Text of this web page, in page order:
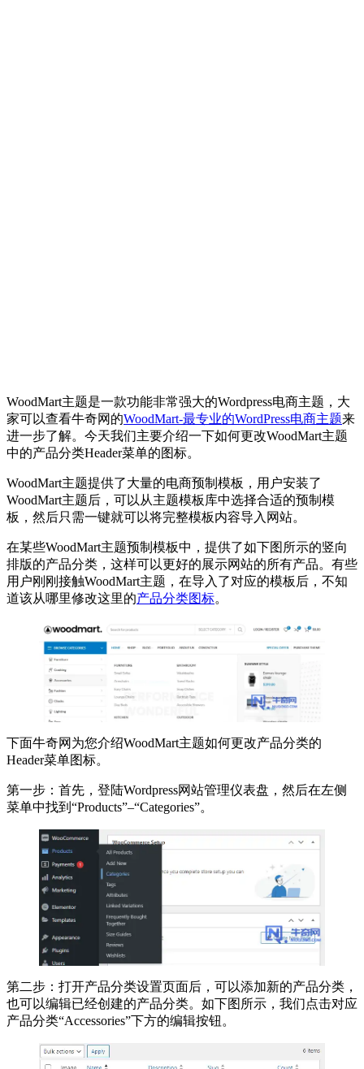
WoodMart主题是一款功能非常强大的Wordpress电商主题，大
家可以查看牛奇网的WoodMart-最专业的WordPress电商主题来
进一步了解。今天我们主要介绍一下如何更改WoodMart主题
中的产品分类Header菜单的图标。
WoodMart主题提供了大量的电商预制模板，用户安装了
WoodMart主题后，可以从主题模板库中选择合适的预制模
板，然后只需一键就可以将完整模板内容导入网站。
在某些WoodMart主题预制模板中，提供了如下图所示的竖向
排版的产品分类，这样可以更好的展示网站的所有产品。有些
用户刚刚接触WoodMart主题，在导入了对应的模板后，不知
道该从哪里修改这里的产品分类图标。
下面牛奇网为您介绍WoodMart主题如何更改产品分类的
Header菜单图标。
第一步：首先，登陆Wordpress网站管理仪表盘，然后在左侧
菜单中找到“Products”–“Categories”。
第二步：打开产品分类设置页面后，可以添加新的产品分类，
也可以编辑已经创建的产品分类。如下图所示，我们点击对应
产品分类“Accessories”下方的编辑按钮。